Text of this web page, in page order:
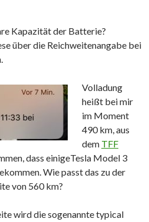
Kapazität der Batterie?
über die Reichweitenangabe bei
Volladung
heißt bei mir
im Moment
490 km, aus
dem TFF
dass einigeTesla Model 3
Wie passt das zu der
von 560 km?
wird die sogenannte typical